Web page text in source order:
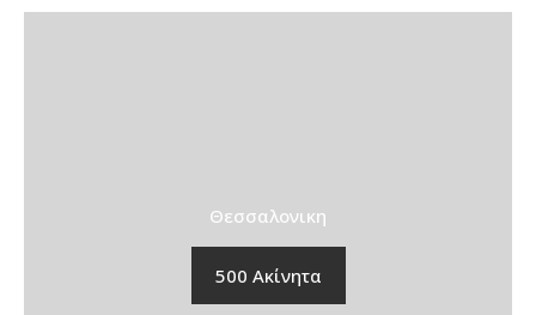
Θεσσαλονικη
500 Ακίνητα